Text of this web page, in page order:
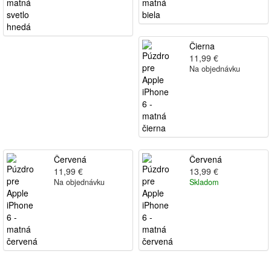
Čierna
11,99 €
Na objednávku
Červená
11,99 €
Na objednávku
Červená
13,99 €
Skladom